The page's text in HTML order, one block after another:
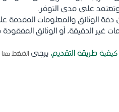
وتعتمد على مدى التوفر.
الوثائق والمعلومات المقدمة
غير الدقيقة، أو الوثائق
طريقة التقديم، يرجى الضغط هنا